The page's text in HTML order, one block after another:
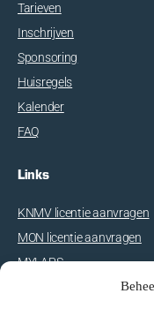
Tarieven
Inschrijven
Sponsoring
Huisregels
Kalender
FAQ
Links
KNMV licentie aanvragen
MON licentie aanvragen
MYLAPS